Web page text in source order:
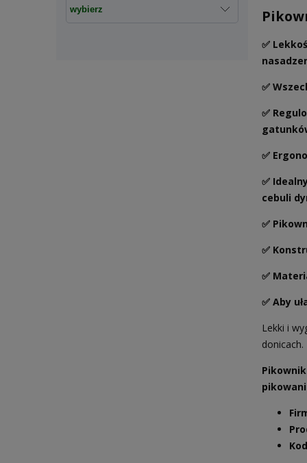
✅
✅
✅
✅
✅
cebuli
✅
✅ K
✅
✅ Aby
Lekki i
Pikownik